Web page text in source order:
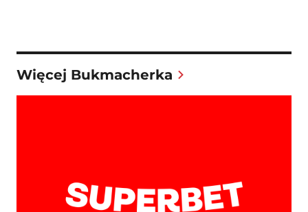
Więcej Bukmacherka